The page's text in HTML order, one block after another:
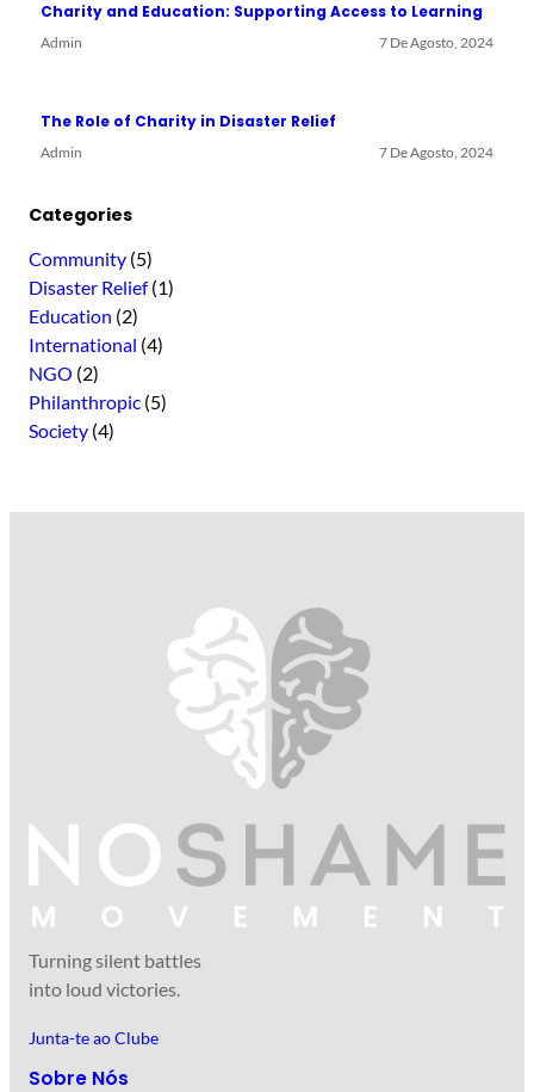
Charity and Education: Supporting Access to Learning
Admin 7 De Agosto, 2024
The Role of Charity in Disaster Relief
Admin 7 De Agosto, 2024
Categories
Community (5)
Disaster Relief(1)
Education (2)
International (4)
NGO (2)
Philanthropic (5)
Society (4)
Turning silent battles
into loud victories.
Junta-te ao Clube
Sobre Nós